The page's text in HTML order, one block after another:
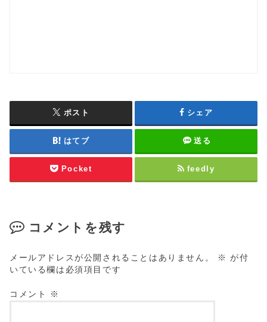
ポスト シェア
はてブ 送る
Pocket feedly
コメントを残す
メールアドレスが公開されることはありません。 ※ が付
いている欄は必須項目です
コメント ※